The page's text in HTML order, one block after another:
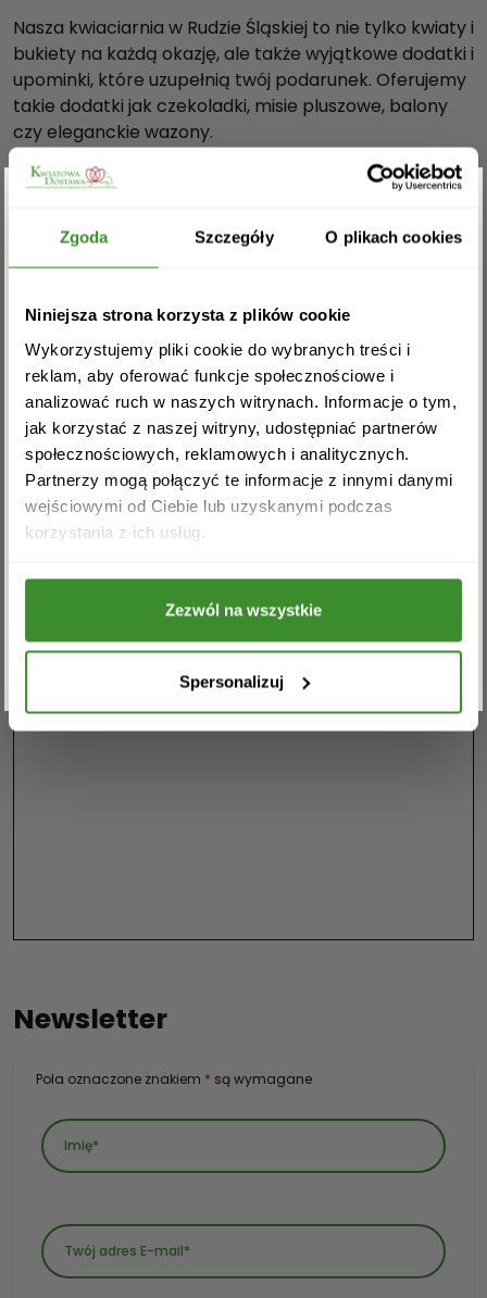
Zgoda Szczegóły O plikach cookies
Niniejsza strona korzysta z plików cookie
Wykorzystujemy pliki cookie do wybranych treści i
reklam, aby oferować funkcje społecznościowe i
analizować ruch w naszych witrynach. Informacje o tym,
jak korzystać z naszej witryny, udostępniać partnerów
społecznościowych, reklamowych i analitycznych.
Partnerzy mogą połączyć te informacje z innymi danymi
wejściowymi od Ciebie lub uzyskanymi podczas
korzystania z ich usług.
Zezwól na wszystkie
Spersonalizuj
Nasza kwiaciarnia w Rudzie Śląskiej to nie tylko kwiaty i
bukiety na każdą okazję, ale także wyjątkowe dodatki i
upominki, które uzupełnią twój podarunek. Oferujemy
takie dodatki jak czekoladki, misie pluszowe, balony
czy eleganckie wazony.
Dołącz do grona naszych zadowolonych klientów i
zamawianie kwiatów do Rudej Śląskiej. Odwiedź nas i
na własne oczy przekonaj się o jakości naszych
Masz pytania? Jesteśmy do
dyspozycji. Zadzwoń: 32 723-22-
94
Newsletter
Pola oznaczone znakiem * są wymagane
Zgarnij rabat -5%
Zapisz się do newslettera i zgarnij
rabat na pierwsze zakupy!
Akceptuję regulamin i wyrażam zgodę na
przetwarzanie powyższych danych osobowych
ZAPISZ SIĘ